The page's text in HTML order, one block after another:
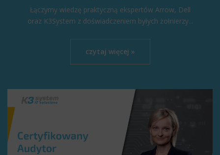
Łączymy wiedzę praktyczną ekspertów Arrow, Dell
oraz K3System z doświadczeniem byłych żołnierzy...
czytaj więcej »